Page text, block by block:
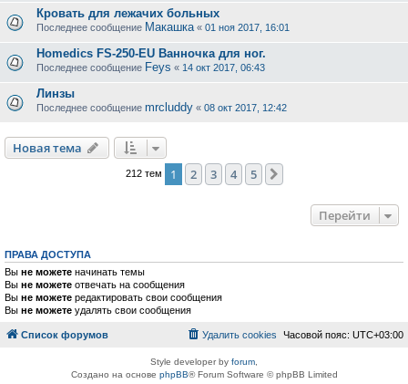
Кровать для лежачих больных
Последнее сообщение Макашка « 01 ноя 2017, 16:01
Homedics FS-250-EU Ванночка для ног.
Последнее сообщение Feys « 14 окт 2017, 06:43
Линзы
Последнее сообщение mrcluddy « 08 окт 2017, 12:42
Новая тема
212 тем 1 2 3 4 5
Перейти
ПРАВА ДОСТУПА
Вы не можете начинать темы
Вы не можете отвечать на сообщения
Вы не можете редактировать свои сообщения
Вы не можете удалять свои сообщения
Список форумов Часовой пояс: UTC+03:00
Удалить cookies
Style developer by forum
Создано на основе phpBB® Forum Software © phpBB Limited